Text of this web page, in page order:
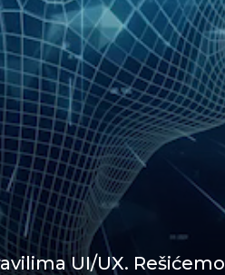
UI/UX. Rešićemo